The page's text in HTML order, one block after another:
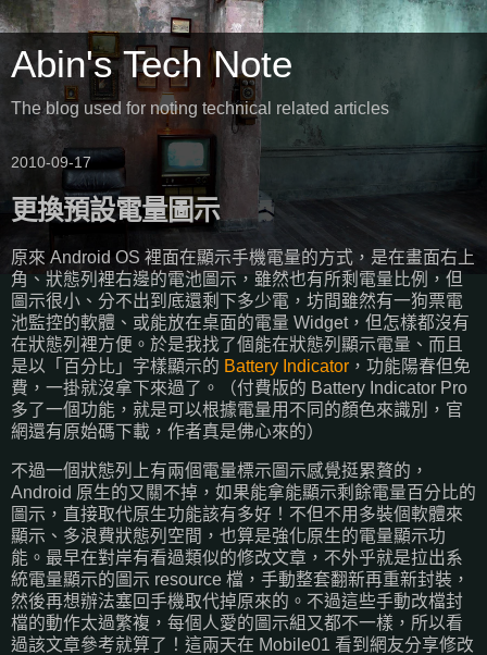
Abin's Tech Note
The blog used for noting technical related articles
2010-09-17
更換預設電量圖示
原來 Android OS 裡面在顯示手機電量的方式，是在畫面右上
角、狀態列裡右邊的電池圖示，雖然也有所剩電量比例，但
圖示很小、分不出到底還剩下多少電，坊間雖然有一狗票電
池監控的軟體、或能放在桌面的電量 Widget，但怎樣都沒有
在狀態列裡方便。於是我找了個能在狀態列顯示電量、而且
是以「百分比」字樣顯示的 Battery Indicator ，功能陽春但免
費，一掛就沒拿下來過了。（付費版的 Battery Indicator Pro
多了一個功能，就是可以根據電量用不同的顏色來識別，官
網還有原始碼下載，作者真是佛心來的）
不過一個狀態列上有兩個電量標示圖示感覺挺累贅的，
Android 原生的又關不掉，如果能拿能顯示剩餘電量百分比的
圖示，直接取代原生功能該有多好！不但不用多裝個軟體來
顯示、多浪費狀態列空間，也算是強化原生的電量顯示功
能。最早在對岸有看過類似的修改文章，不外乎就是拉出系
統電量顯示的圖示 resource 檔，手動整套翻新再重新封裝，
然後再想辦法塞回手機取代掉原來的。不過這些手動改檔封
檔的動作太過繁複，每個人愛的圖示組又都不一樣，所以看
過該文章參考就算了！這兩天在 Mobile01 看到網友分享修改